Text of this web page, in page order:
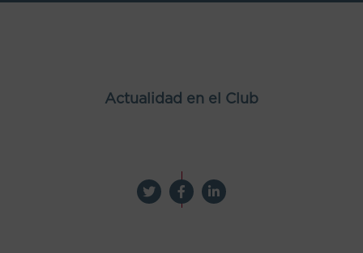
Actualidad en el Club